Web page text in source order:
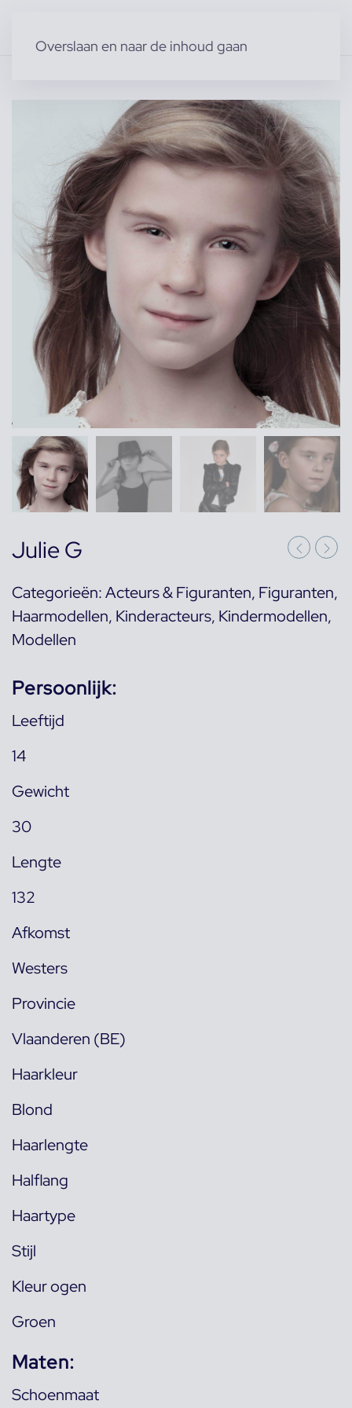
Overslaan en naar de inhoud gaan
Julie G
Categorieën:Acteurs & Figuranten, Figuranten,
Haarmodellen, Kinderacteurs, Kindermodellen,
Modellen
Persoonlijk:
Leeftijd
14
Gewicht
30
Lengte
132
Afkomst
Westers
Provincie
Vlaanderen (BE)
Haarkleur
Blond
Haarlengte
Halflang
Haartype
Stijl
Kleur ogen
Groen
Maten:
Schoenmaat